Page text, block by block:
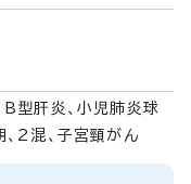
B型肝炎、小児肺炎球
、2混、子宮頸がん